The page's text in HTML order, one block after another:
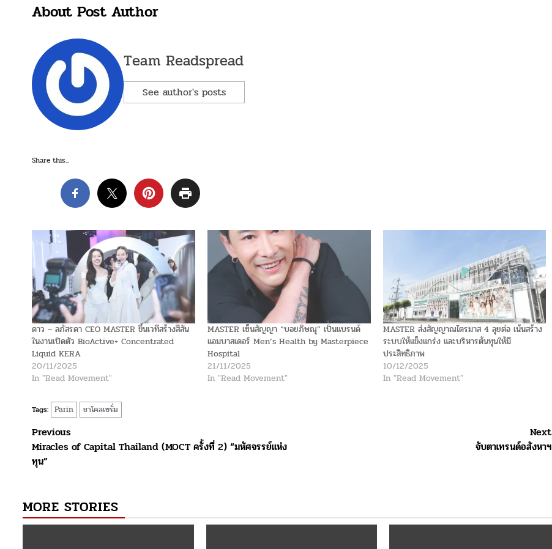
About Post Author
Team Readspread
See author's posts
Share this...
ดาว – ลภัสรดา CEO MASTER ขึ้นเวทีสร้างสีสัน
ในงานเปิดตัว BioActive+ Concentrated
Liquid KERA
20/11/2025
In "Read Movement"
MASTER เซ็นสัญญา “บอยภิษณุ” เป็นแบรนด์
แอมบาสเดอร์ Men’s Health by Masterpiece
Hospital
21/11/2025
In "Read Movement"
MASTER ส่งสัญญาณไตรมาส 4 ลุยต่อ เน้นสร้าง
ระบบให้แข็งแกร่ง และบริหารต้นทุนให้มี
ประสิทธิภาพ
10/12/2025
In "Read Movement"
Tags: Parin ชาโคลเซรั่ม
Post
navigation
Previous
Miracles of Capital Thailand (MOCT ครั้งที่ 2) “มหัศจรรย์แห่ง
ทุน”
Next
จับตาเทรนด์อสังหาฯ
MORE STORIES